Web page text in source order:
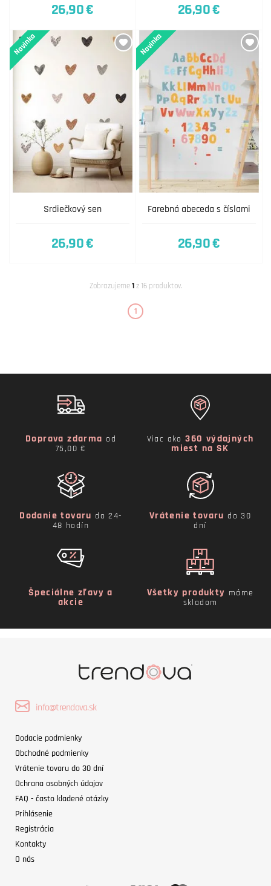
26,90 € 26,90 €
Srdiečkový sen
Novinka
26,90 €
Farebná abeceda s číslami
Novinka
26,90 €
Zobrazujeme1z 16 produktov.
1
Doprava zdarma od
75,00 €
Viac ako360 výdajných
miest na SK
Dodanie tovaru do 24-
48 hodín
Vrátenie tovaru do 30
dní
Špeciálne zľavy a
akcie
Všetky produkty máme
skladom
info@trendova.sk
Dodacie podmienky
Obchodné podmienky
Vrátenie tovaru do 30 dní
Ochrana osobných údajov
FAQ - často kladené otázky
Prihlásenie
Registrácia
Kontakty
O nás